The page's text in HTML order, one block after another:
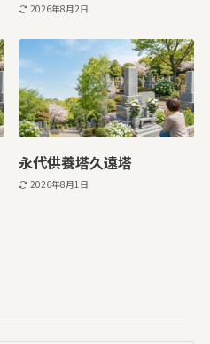
2026年8月2日
永代供養塔久遠塔
2026年8月1日